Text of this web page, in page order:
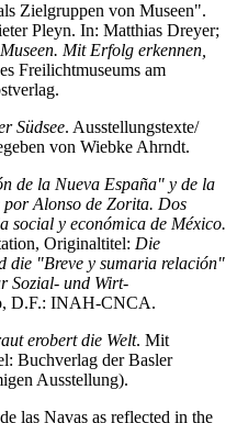
Zielgruppen von Museen".
Pleyn. In: Matthias Dreyer;
Mit Erfolg erkennen,
Freilichtmuseums am
Südsee. Ausstellungstexte/
von Wiebke Ahrndt.
de la Nueva España" y de la
Alonso de Zorita. Dos
social y económica de México.
Originaltitel: Die
die "Breve y sumaria relación"
Sozial- und Wirt­
D.F.: INAH-CNCA.
erobert die Welt. Mit
Buchverlag der Basler
Ausstellung).
las Navas as reflected in the